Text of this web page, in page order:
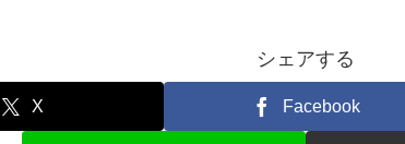
シェアする
X Facebook